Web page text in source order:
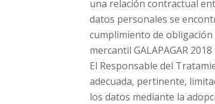
una relación contractual
datos personales se
cumplimiento de
mercantil GALAPAGAR
El Responsable del
adecuada, pertinente,
los datos mediante la